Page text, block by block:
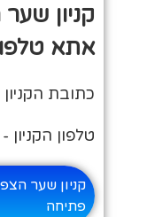
קניון
אתא
כתובת הקניון - דרך
טלפון הקניון - 04-7707416
קניון שער
פתיחה